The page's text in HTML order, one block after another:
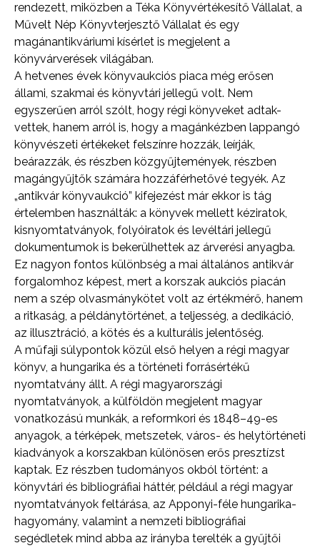
rendezett, miközben a Téka Könyvértékesítő Vállalat, a
Művelt Nép Könyvterjesztő Vállalat és egy
magánantikváriumi kísérlet is megjelent a
könyvárverések világában.
A hetvenes évek könyvaukciós piaca még erősen
állami, szakmai és könyvtári jellegű volt. Nem
egyszerűen arról szólt, hogy régi könyveket adtak-
vettek, hanem arról is, hogy a magánkézben lappangó
könyvészeti értékeket felszínre hozzák, leírják,
beárazzák, és részben közgyűjtemények, részben
magángyűjtők számára hozzáférhetővé tegyék. Az
„antikvár könyvaukció” kifejezést már ekkor is tág
értelemben használták: a könyvek mellett kéziratok,
kisnyomtatványok, folyóiratok és levéltári jellegű
dokumentumok is bekerülhettek az árverési anyagba.
Ez nagyon fontos különbség a mai általános antikvár
forgalomhoz képest, mert a korszak aukciós piacán
nem a szép olvasmánykötet volt az értékmérő, hanem
a ritkaság, a példánytörténet, a teljesség, a dedikáció,
az illusztráció, a kötés és a kulturális jelentőség.
A műfaji súlypontok közül első helyen a régi magyar
könyv, a hungarika és a történeti forrásértékű
nyomtatvány állt. A régi magyarországi
nyomtatványok, a külföldön megjelent magyar
vonatkozású munkák, a reformkori és 1848–49-es
anyagok, a térképek, metszetek, város- és helytörténeti
kiadványok a korszakban különösen erős presztízst
kaptak. Ez részben tudományos okból történt: a
könyvtári és bibliográfiai háttér, például a régi magyar
nyomtatványok feltárása, az Apponyi-féle hungarika-
hagyomány, valamint a nemzeti bibliográfiai
segédletek mind abba az irányba terelték a gyűjtői